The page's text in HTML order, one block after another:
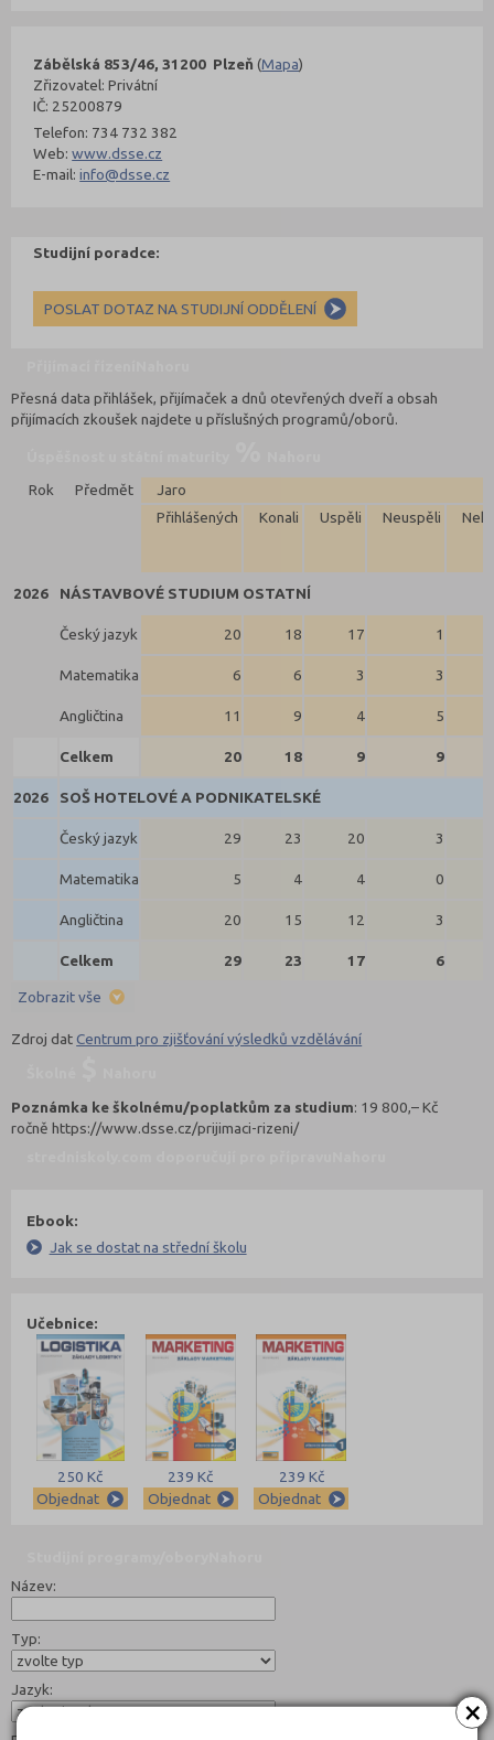
×
Zábělská 853/46, 31200 Plzeň (Mapa)
Zřizovatel: Privátní
IČ: 25200879
Telefon: 734 732 382
Web:www.dsse.cz
E-mail:info@dsse.cz
Studijní poradce:
POSLAT DOTAZ NA STUDIJNÍ ODDĚLENÍ
Přesná data přihlášek, přijímaček a dnů otevřených dveří a obsah
přijímacích zkoušek najdete u příslušných programů/oborů.
Rok
Předmět
Jaro
Přihlášených
Konali Uspěli Neuspěli
2026 NÁSTAVBOVÉ STUDIUM OSTATNÍ
Český jazyk 20 18 17 1
Matematika 6 6 3 3
Angličtina 11 9 4 5
Celkem 20 18 9 9
2026 SOŠ HOTELOVÉ A PODNIKATELSKÉ
Český jazyk 29 23 20 3
Matematika 5 4 4 0
Angličtina 20 15 12 3
Celkem 29 23 17 6
Zobrazit vše
Zdroj datCentrum pro zjišťování výsledků vzdělávání
Poznámka ke školnému/poplatkům za studium: 19 800,– Kč
ročně https://www.dsse.cz/prijimaci-rizeni/
Ebook:
Jak se dostat na střední školu
Učebnice:
250 Kč
Objednat
239 Kč
Objednat
239 Kč
Objednat
Název:
Typ:
Jazyk: